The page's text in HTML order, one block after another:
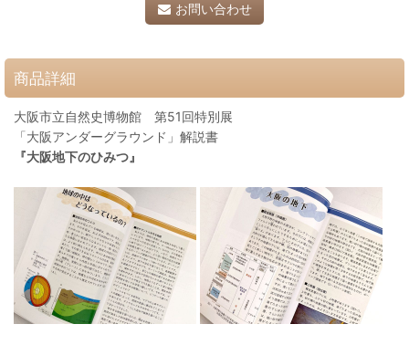
お問い合わせ
商品詳細
大阪市立自然史博物館 第51回特別展
「大阪アンダーグラウンド」解説書
『大阪地下のひみつ』